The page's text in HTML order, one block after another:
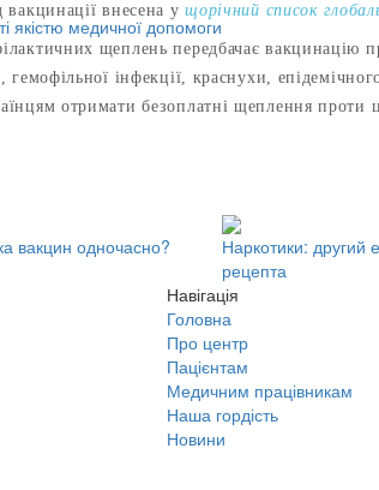
якістю медичної допомоги
вакцинації внесена ущорічний список
щеплень передбачає вакцинацію
гемофільної інфекції, краснухи,
отримати безоплатні щеплення проти
вакцин одночасно?
Наркотики: другий
рецепта
Навігація
Головна
Про центр
Пацієнтам
Медичним працівникам
Наша гордість
Новини